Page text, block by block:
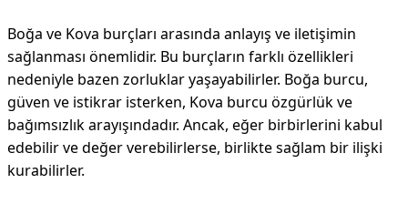
Boğa ve Kova burçları arasında anlayış ve iletişimin
sağlanması önemlidir. Bu burçların farklı özellikleri
nedeniyle bazen zorluklar yaşayabilirler. Boğa burcu,
güven ve istikrar isterken, Kova burcu özgürlük ve
bağımsızlık arayışındadır. Ancak, eğer birbirlerini kabul
edebilir ve değer verebilirlerse, birlikte sağlam bir ilişki
kurabilirler.